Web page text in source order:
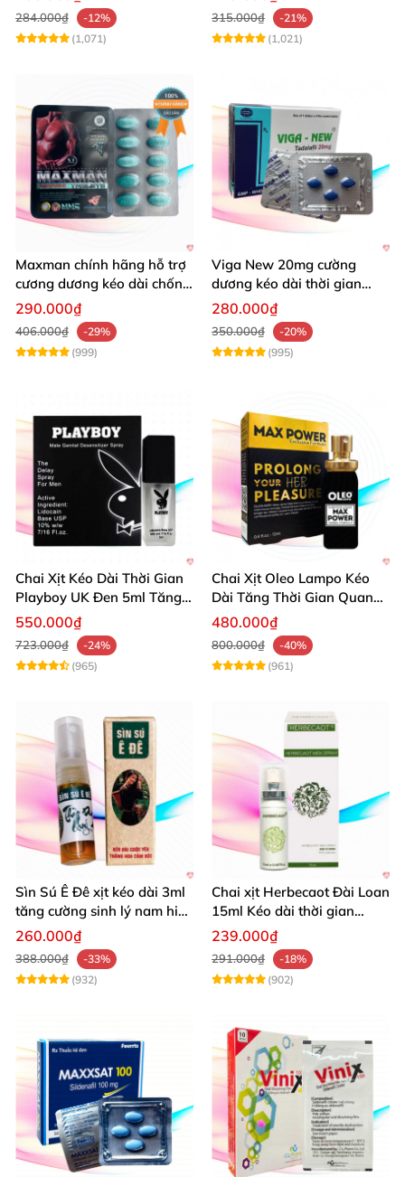
284.000₫
-12%
(1,071)
315.000₫
-21%
(1,021)
Maxman chính hãng hỗ trợ
cương dương kéo dài chống
xuất tinh sớm 10 viên
290.000₫
406.000₫
-29%
(999)
Viga New 20mg cường
dương kéo dài thời gian
chống xuất tinh hiệu quả
280.000₫
350.000₫
-20%
(995)
Chai Xịt Kéo Dài Thời Gian
Playboy UK Đen 5ml Tăng
Khoái Cảm
550.000₫
723.000₫
-24%
(965)
Chai Xịt Oleo Lampo Kéo
Dài Tăng Thời Gian Quan
Hệ Chính Hãng
480.000₫
800.000₫
-40%
(961)
Sìn Sú Ê Đê xịt kéo dài 3ml
tăng cường sinh lý nam hiệu
quả
260.000₫
388.000₫
-33%
(932)
Chai xịt Herbecaot Đài Loan
15ml Kéo dài thời gian
Tăng khoái cảm
239.000₫
291.000₫
-18%
(902)